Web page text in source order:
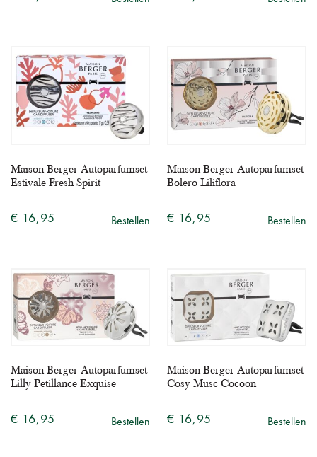
Maison Berger Autoparfumset
Estivale Fresh Spirit
€ 16,95 Bestellen
Maison Berger Autoparfumset
Bolero Liliflora
€ 16,95 Bestellen
Maison Berger Autoparfumset
Lilly Petillance Exquise
€ 16,95 Bestellen
Maison Berger Autoparfumset
Cosy Musc Cocoon
€ 16,95 Bestellen